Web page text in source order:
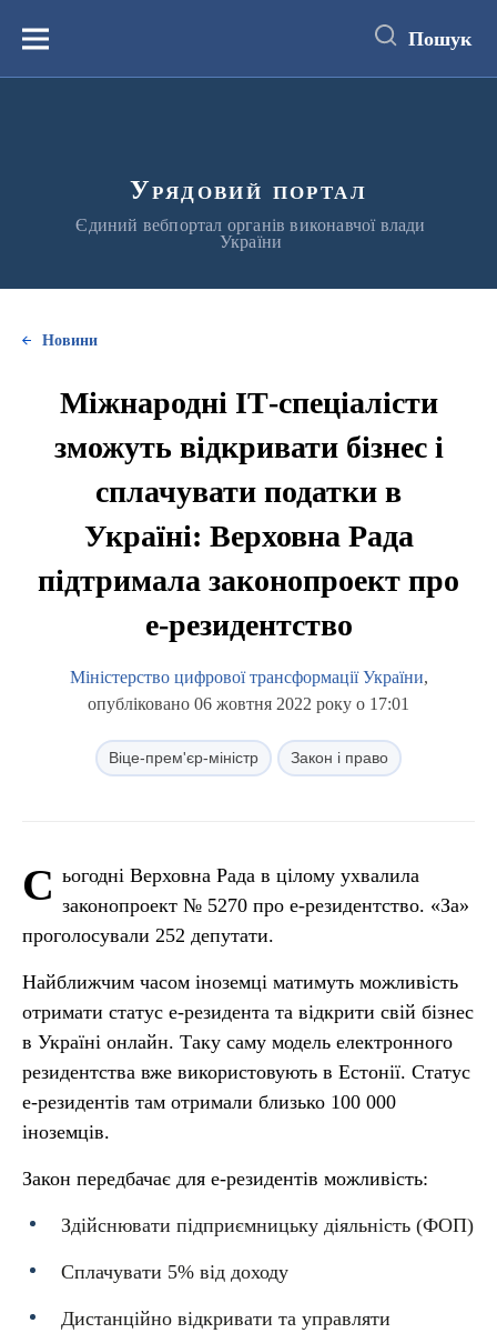
вмістуМеню Пошук
Урядовий портал
Єдиний вебпортал органів виконавчої влади
України
Новини
Міжнародні ІТ-спеціалісти
зможуть відкривати бізнес і
сплачувати податки в
Україні: Верховна Рада
підтримала законопроект про
е-резидентство
Міністерство цифрової трансформації України,
опубліковано 06 жовтня 2022 року о 17:01
Віце-прем'єр-міністр Закон і право
С ьогодні Верховна Рада в цілому ухвалила
законопроект № 5270 про е-резидентство. «За»
проголосували 252 депутати.
Найближчим часом іноземці матимуть можливість
отримати статус е-резидента та відкрити свій бізнес
в Україні онлайн. Таку саму модель електронного
резидентства вже використовують в Естонії. Статус
е-резидентів там отримали близько 100 000
іноземців.
Закон передбачає для е-резидентів можливість:
Здійснювати підприємницьку діяльність (ФОП)
Сплачувати 5% від доходу
Дистанційно відкривати та управляти